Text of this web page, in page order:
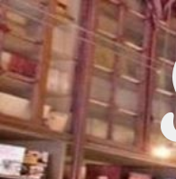
Skip
to
content